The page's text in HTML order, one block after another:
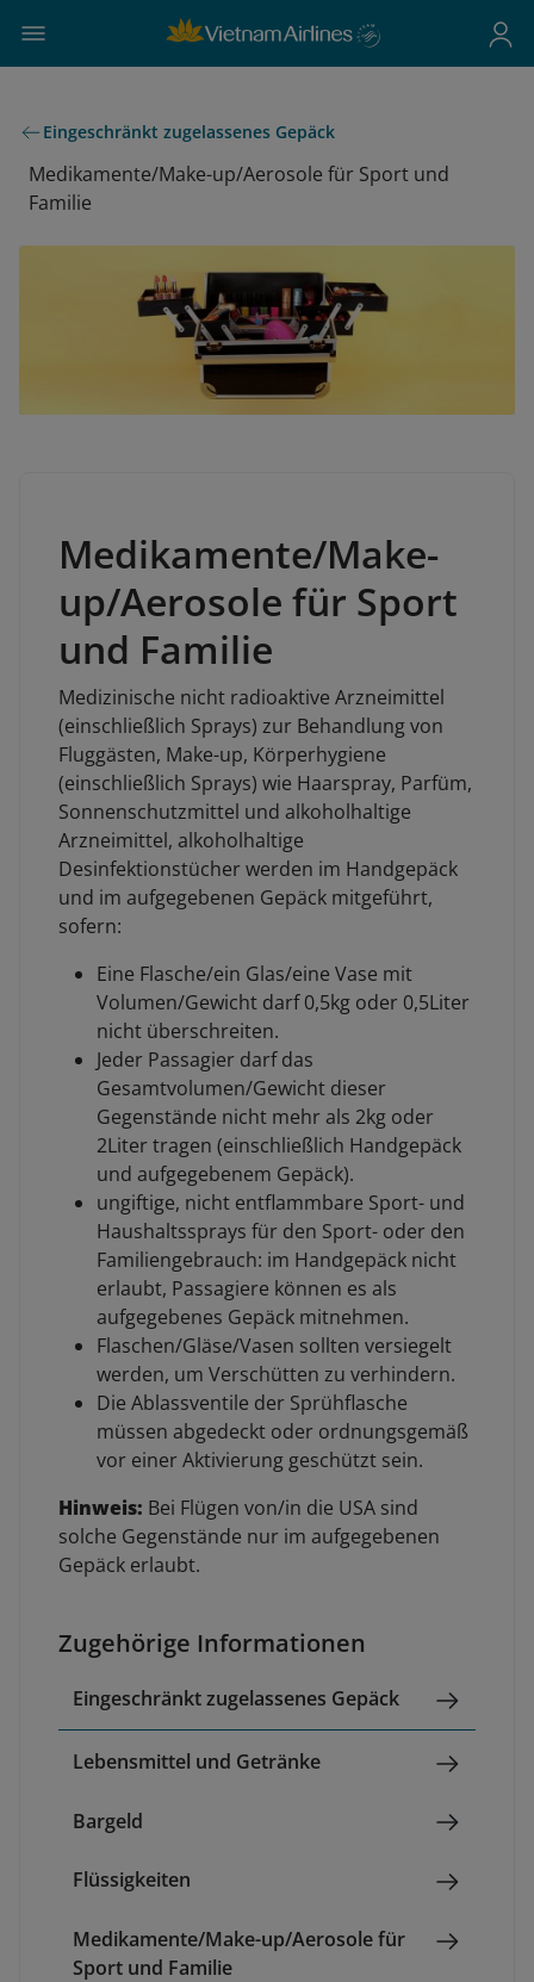
Eingeschränkt zugelassenes Gepäck
Medikamente/Make-up/Aerosole für Sport und
Familie
Medikamente/Make-
up/Aerosole für Sport
und Familie
Medizinische nicht radioaktive Arzneimittel
(einschließlich Sprays) zur Behandlung von
Fluggästen, Make-up, Körperhygiene
(einschließlich Sprays) wie Haarspray, Parfüm,
Sonnenschutzmittel und alkoholhaltige
Arzneimittel, alkoholhaltige
Desinfektionstücher werden im Handgepäck
und im aufgegebenen Gepäck mitgeführt,
sofern:
Eine Flasche/ein Glas/eine Vase mit
Volumen/Gewicht darf 0,5kg oder 0,5Liter
nicht überschreiten.
Jeder Passagier darf das
Gesamtvolumen/Gewicht dieser
Gegenstände nicht mehr als 2kg oder
2Liter tragen (einschließlich Handgepäck
und aufgegebenem Gepäck).
ungiftige, nicht entflammbare Sport- und
Haushaltssprays für den Sport- oder den
Familiengebrauch: im Handgepäck nicht
erlaubt, Passagiere können es als
aufgegebenes Gepäck mitnehmen.
Flaschen/Gläse/Vasen sollten versiegelt
werden, um Verschütten zu verhindern.
Die Ablassventile der Sprühflasche
müssen abgedeckt oder ordnungsgemäß
vor einer Aktivierung geschützt sein.
Hinweis: Bei Flügen von/in die USA sind
solche Gegenstände nur im aufgegebenen
Gepäck erlaubt.
Zugehörige Informationen
Eingeschränkt zugelassenes Gepäck
Lebensmittel und Getränke
Bargeld
Flüssigkeiten
Medikamente/Make-up/Aerosole für
Sport und Familie